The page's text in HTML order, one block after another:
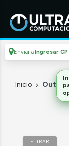
Enviar a Ingresar CP
Inicio Outlet
FILTRAR